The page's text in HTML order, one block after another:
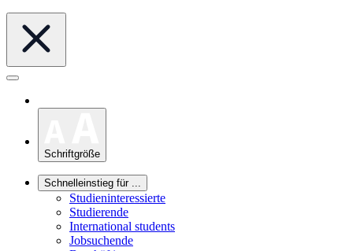
Schriftgröße
Schnelleinstieg für ...
Studieninteressierte
Studierende
International students
Jobsuchende